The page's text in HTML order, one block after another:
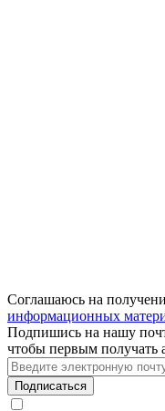
Соглашаюсь на
информационных
Подпишись на нашу
чтобы первым получать
Подписаться